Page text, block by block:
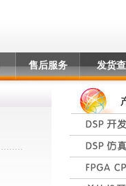
售后服务 发货